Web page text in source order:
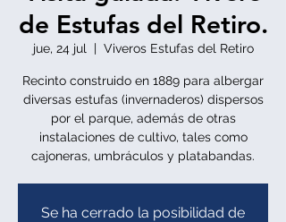
de Estufas del Retiro.
jue, 24 jul
  |
Viveros Estufas del Retiro
Recinto construido en 1889 para albergar
diversas estufas (invernaderos) dispersos
por el parque, además de otras
instalaciones de cultivo, tales como
cajoneras, umbráculos y platabandas.
Se ha cerrado la posibilidad de